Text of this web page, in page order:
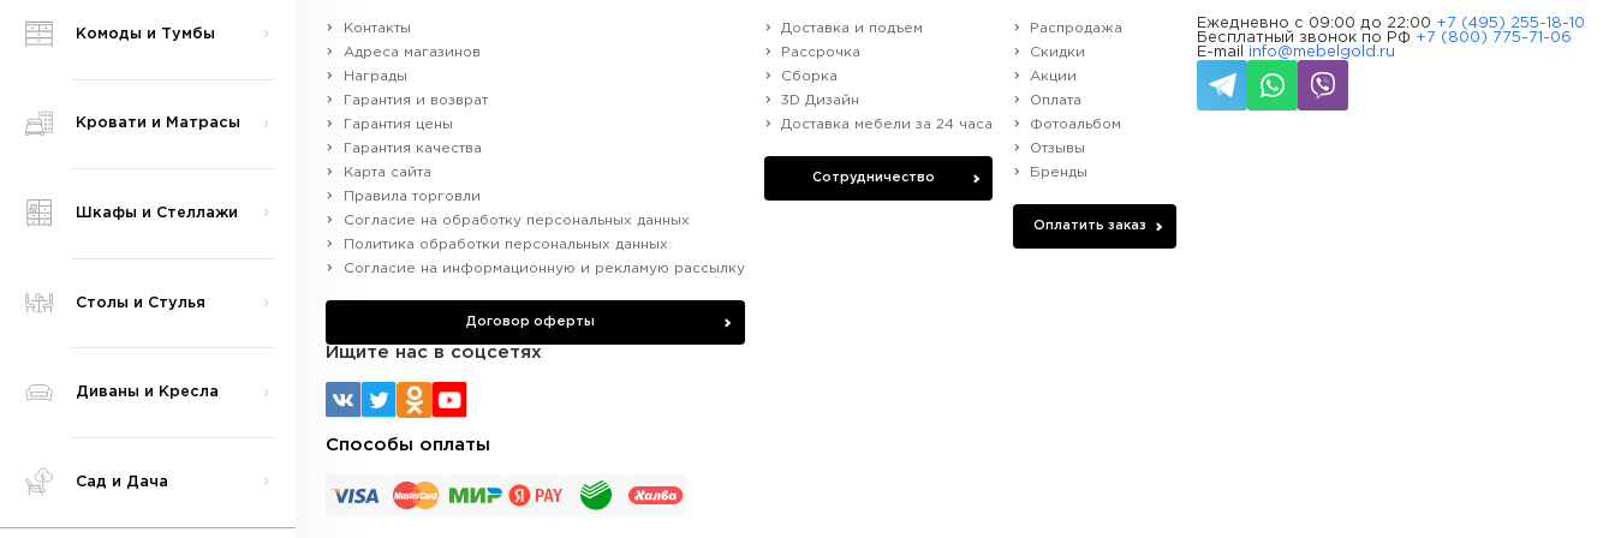
Комоды и Тумбы
Кровати и Матрасы
Шкафы и Стеллажи
Столы и Стулья
Диваны и Кресла
Сад и Дача
Контакты
Адреса магазинов
Награды
Гарантия и возврат
Гарантия цены
Гарантия качества
Карта сайта
Правила торговли
Согласие на обработку персональных данных
Политика обработки персональных данных
Согласие на информационную и рекламую рассылку
Договор оферты
Доставка и подъем
Рассрочка
Сборка
3D Дизайн
Доставка мебели за 24 часа
Сотрудничество
Распродажа
Скидки
Акции
Оплата
Фотоальбом
Отзывы
Бренды
Оплатить заказ
Ежедневно с 09:00 до 22:00 +7 (495) 255-18-10
Бесплатный звонок по РФ +7 (800) 775-71-06
E-mail
info@mebelgold.ru
Ищите нас в соцсетях
Способы оплаты